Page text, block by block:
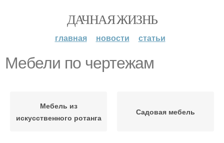
ДАЧНАЯ ЖИЗНЬ
главная новости статьи
Мебели по чертежам
Мебель из
искусственного ротанга
Садовая мебель